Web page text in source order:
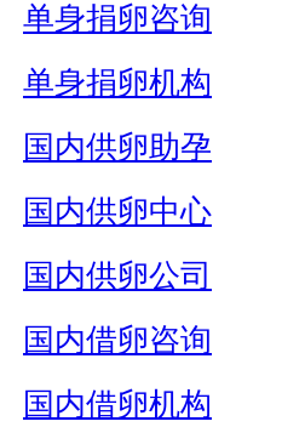
单身捐卵咨询
单身捐卵机构
国内供卵助孕
国内供卵中心
国内供卵公司
国内借卵咨询
国内借卵机构